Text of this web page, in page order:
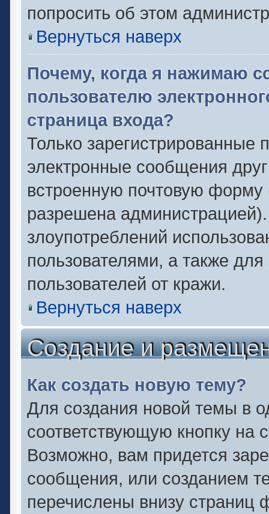
попросить об этом
Вернуться наверх
Почему, когда я нажимаю
пользователю
страница входа?
Только зарегистрированные
электронные сообщения
встроенную почтовую
разрешена
злоупотреблений
пользователями, а также
пользователей от кражи.
Вернуться наверх
Создание и
Как создать новую тему?
Для создания новой темы в
соответствующую кнопку
Возможно, вам придется
сообщения, или созданием
перечислены внизу